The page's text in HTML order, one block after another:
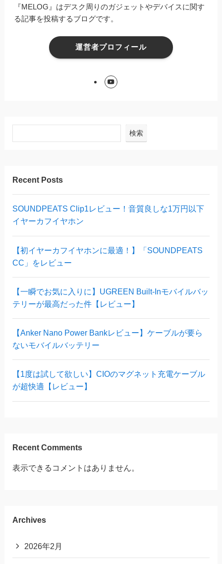
『MELOG』はデスク周りのガジェットやデバイスに関す
る記事を投稿するブログです。
運営者プロフィール
検索
Recent Posts
SOUNDPEATS Clip1レビュー！音質良しな1万円以下
イヤーカフイヤホン
【初イヤーカフイヤホンに最適！】「SOUNDPEATS
CC」をレビュー
【一瞬でお気に入りに】UGREEN Built-Inモバイルバッ
テリーが最高だった件【レビュー】
【Anker Nano Power Bankレビュー】ケーブルが要ら
ないモバイルバッテリー
【1度は試して欲しい】CIOのマグネット充電ケーブル
が超快適【レビュー】
Recent Comments
表示できるコメントはありません。
Archives
2026年2月